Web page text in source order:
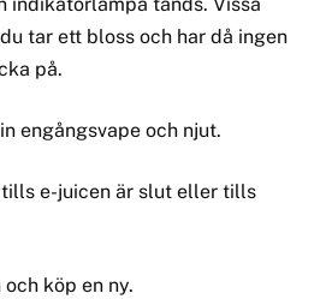
tar ett bloss och har då ingen
på.
engångsvape och njut.
tills e-juicen är slut eller tills
köp en ny.